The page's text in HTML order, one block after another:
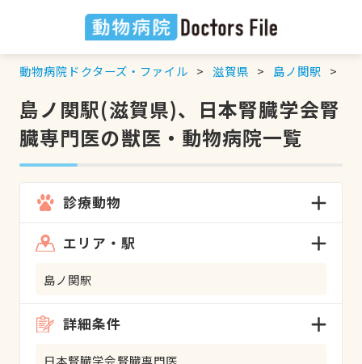
動物病院ドクターズ・ファイル 滋賀県 島ノ関駅
島ノ関駅(滋賀県)、日本腎臓学会腎
臓専門医の獣医・動物病院一覧
診療動物
エリア・駅
島ノ関駅
詳細条件
日本腎臓学会腎臓専門医